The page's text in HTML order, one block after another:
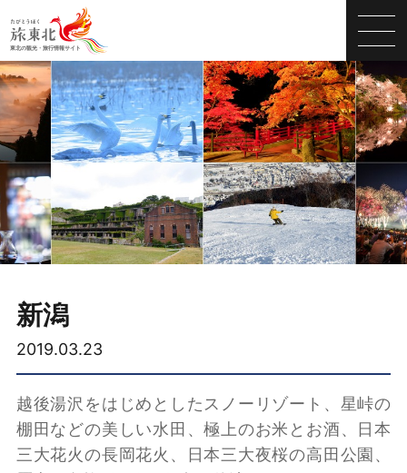
新潟
2019.03.23
越後湯沢をはじめとしたスノーリゾート、星峠の
棚田などの美しい水田、極上のお米とお酒、日本
三大花火の長岡花火、日本三大夜桜の高田公園、